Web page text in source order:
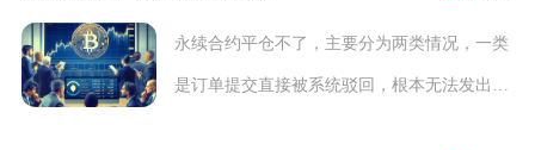
永续合约平仓不了，主要分为两类情况，一类
是订单提交直接被系统驳回，根本无法发出平